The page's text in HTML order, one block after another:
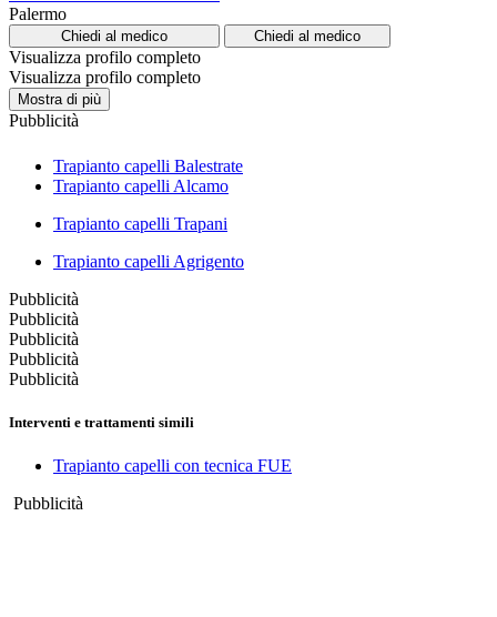
Palermo
Chiedi al medico Chiedi al medico
Visualizza profilo completo
Visualizza profilo completo
Mostra di più
Pubblicità
Trapianto capelli Balestrate
Trapianto capelli Alcamo
Trapianto capelli Trapani
Trapianto capelli Agrigento
Pubblicità
Pubblicità
Pubblicità
Pubblicità
Pubblicità
Interventi e trattamenti simili
Trapianto capelli con tecnica FUE
Pubblicità